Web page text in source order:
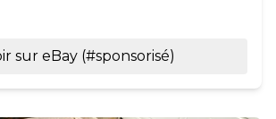
sur eBay (#sponsorisé)